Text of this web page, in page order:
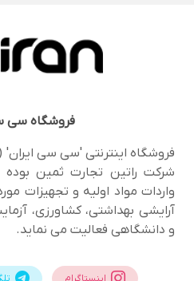
فروشگاهسی
فروشگاه اینترنتی 'سی سی
شرکت راتین تجارت ثمین
واردات مواد اولیه و تجهیزات
آرایشی بهداشتی، کشاورزی،
و دانشگاهی فعالیت می نماید.